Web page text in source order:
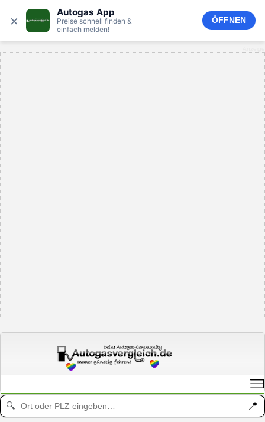
× Autogas App
Preise schnell finden &
einfach melden!
ÖFFNEN
🔍 📍